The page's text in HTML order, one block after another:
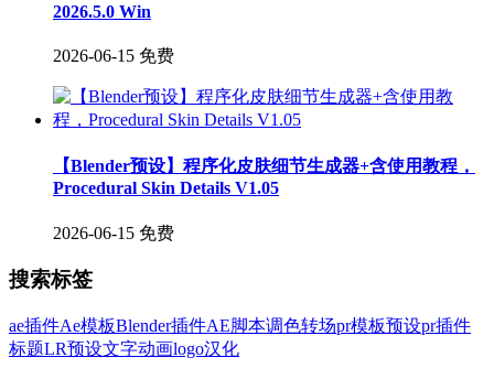
2026.5.0 Win
2026-06-15 免费
【Blender预设】程序化皮肤细节生成器+含使用教程，
Procedural Skin Details V1.05
2026-06-15 免费
搜索标签
ae插件Ae模板Blender插件AE脚本调色转场pr模板预设pr插件
标题LR预设文字动画logo汉化